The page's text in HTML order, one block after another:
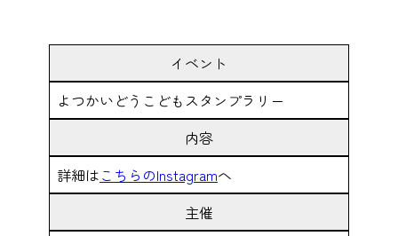
イベント
よつかいどうこどもスタンプラリー
内容
詳細はこちらのInstagramへ
主催